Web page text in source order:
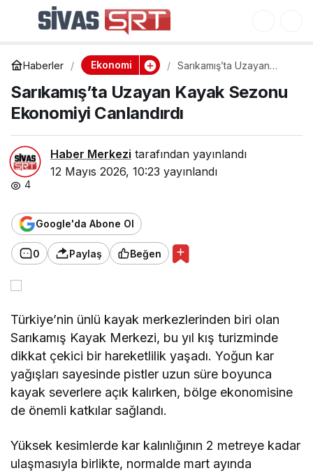
Haberler Ekonomi
Sarıkamış’ta Uzayan
Canlandırdı
Sarıkamış’ta Uzayan Kayak Sezonu
Ekonomiyi Canlandırdı
Haber Merkezi tarafından yayınlandı
12 Mayıs 2026, 10:23 yayınlandı
4
Google'da Abone Ol
0 Paylaş Beğen
Türkiye’nin ünlü kayak merkezlerinden biri olan
Sarıkamış Kayak Merkezi, bu yıl kış turizminde
dikkat çekici bir hareketlilik yaşadı. Yoğun kar
yağışları sayesinde pistler uzun süre boyunca
kayak severlere açık kalırken, bölge ekonomisine
de önemli katkılar sağlandı.
Yüksek kesimlerde kar kalınlığının 2 metreye kadar
ulaşmasıyla birlikte, normalde mart ayında
Sarıkamış’ta Uzayan
Ekonomiyi Canlandırdı